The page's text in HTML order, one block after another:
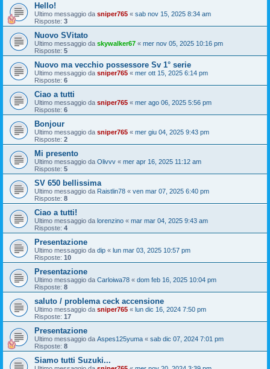
Hello!
Ultimo messaggio da sniper765 « sab nov 15, 2025 8:34 am
Risposte: 3
Nuovo SVitato
Ultimo messaggio da skywalker67 « mer nov 05, 2025 10:16 pm
Risposte: 5
Nuovo ma vecchio possessore Sv 1° serie
Ultimo messaggio da sniper765 « mer ott 15, 2025 6:14 pm
Risposte: 6
Ciao a tutti
Ultimo messaggio da sniper765 « mer ago 06, 2025 5:56 pm
Risposte: 6
Bonjour
Ultimo messaggio da sniper765 « mer giu 04, 2025 9:43 pm
Risposte: 2
Mi presento
Ultimo messaggio da Olivvv « mer apr 16, 2025 11:12 am
Risposte: 5
SV 650 bellissima
Ultimo messaggio da Raistlin78 « ven mar 07, 2025 6:40 pm
Risposte: 8
Ciao a tutti!
Ultimo messaggio da lorenzino « mar mar 04, 2025 9:43 am
Risposte: 4
Presentazione
Ultimo messaggio da dip « lun mar 03, 2025 10:57 pm
Risposte: 10
Presentazione
Ultimo messaggio da Carloiwa78 « dom feb 16, 2025 10:04 pm
Risposte: 8
saluto / problema ceck accensione
Ultimo messaggio da sniper765 « lun dic 16, 2024 7:50 pm
Risposte: 17
Presentazione
Ultimo messaggio da Aspes125yuma « sab dic 07, 2024 7:01 pm
Risposte: 8
Siamo tutti Suzuki...